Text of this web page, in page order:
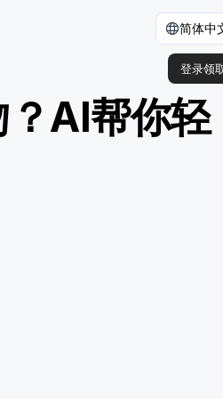
简体中
登录领
AI帮你轻